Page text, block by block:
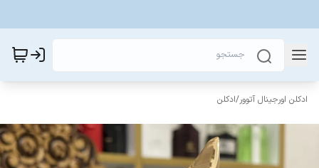
ادکلن اورجینال آتوور/ادکلن